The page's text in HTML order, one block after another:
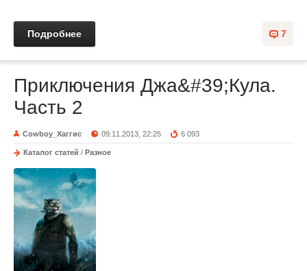
7
Подробнее
Приключения Джа&#39;Кула.
Часть 2
Cowboy_Хаггис 09.11.2013, 22:25 6 093
Каталог статей / Разное